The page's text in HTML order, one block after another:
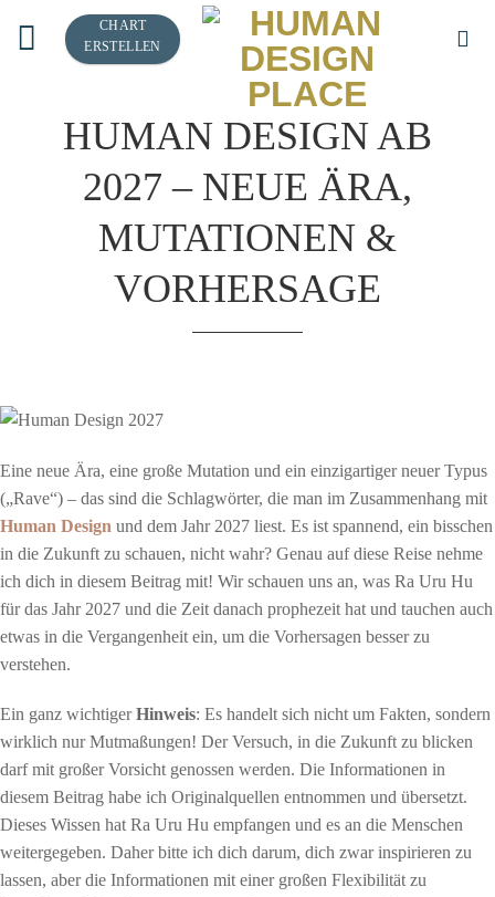
CHART
ERSTELLEN
HUMAN DESIGN AB
2027 – NEUE ÄRA,
MUTATIONEN &
VORHERSAGE
Eine neue Ära, eine große Mutation und ein einzigartiger neuer Typus
(„Rave“) – das sind die Schlagwörter, die man im Zusammenhang mit
Human Design und dem Jahr 2027 liest. Es ist spannend, ein bisschen
in die Zukunft zu schauen, nicht wahr? Genau auf diese Reise nehme
ich dich in diesem Beitrag mit! Wir schauen uns an, was Ra Uru Hu
für das Jahr 2027 und die Zeit danach prophezeit hat und tauchen auch
etwas in die Vergangenheit ein, um die Vorhersagen besser zu
verstehen.
Ein ganz wichtigerHinweis: Es handelt sich nicht um Fakten, sondern
wirklich nur Mutmaßungen! Der Versuch, in die Zukunft zu blicken
darf mit großer Vorsicht genossen werden. Die Informationen in
diesem Beitrag habe ich Originalquellen entnommen und übersetzt.
Dieses Wissen hat Ra Uru Hu empfangen und es an die Menschen
weitergegeben. Daher bitte ich dich darum, dich zwar inspirieren zu
lassen, aber die Informationen mit einer großen Flexibilität zu